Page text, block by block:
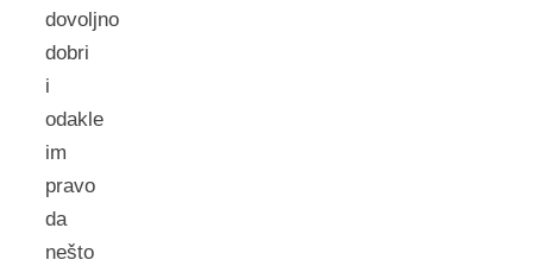
dovoljno
dobri
i
odakle
im
pravo
da
nešto